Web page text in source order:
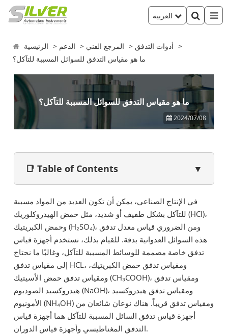
الرئيسية الدعم المرجع الفني
أدوات التدفق
ما هو مقياس التدفق للسوائل المسببة للتآكل؟
ما هو مقياس التدفق للسوائل المسببة للتآكل؟
2024/07/08
📑 Table of Contents ▼
في الإنتاج الصناعي، يمكن أن تكون العديد من المواد مسببة
للتآكل بشكل طفيف أو شديد، مثل حمض الهيدروكلوريك (HCl)،
وحمض الكبريتيك (H₂SO₄)، ومن الضروري قياس معدل تدفق
هذه السوائل العدوانية بدقة. للقيام بذلك، نستخدم أجهزة قياس
تدفق خاصة مصممة للوسائط المسببة للتآكل، وغالبًا ما نحتاج
إلى مقياس تدفق HCL، ومقياس تدفق حمض الكبريتيك،
ومقياس تدفق حمض الأسيتيك (CH₃COOH)، ومقياس تدفق
هيدروكسيد الصوديوم (NaOH)، ومقياس تدفق هيدروكسيد
الأمونيوم (NH₄OH) ومقياس تدفق قريباً. هناك نوعان شائعان من
أجهزة قياس تدفق السائل المسببة للتآكل هما أجهزة قياس
التدفق المغناطيسي وأجهزة قياس الدوران.